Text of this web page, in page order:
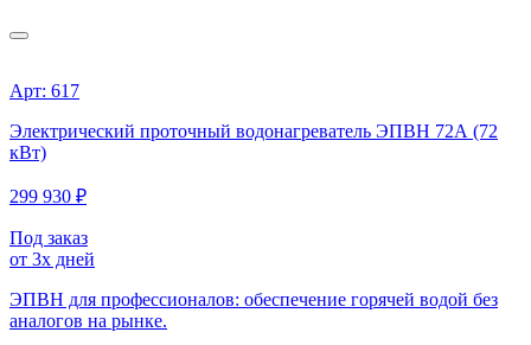
Арт: 617
Электрический проточный водонагреватель ЭПВН 72А (72
кВт)
299 930 ₽
Под заказ
от 3х дней
ЭПВН для профессионалов: обеспечение горячей водой без
аналогов на рынке.